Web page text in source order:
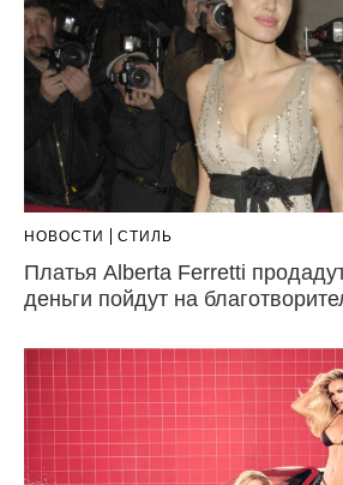
НОВОСТИ СТИЛЬ
Платья Alberta Ferretti
деньги пойдут на